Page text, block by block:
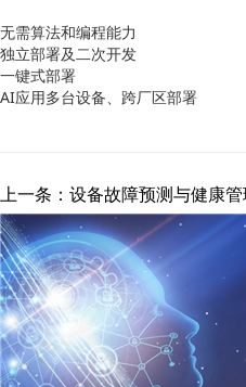
无需算法和编程能力
独立部署及二次开发
一键式部署
AI应用多台设备、跨厂区部署
上一条：设备故障预测与健康